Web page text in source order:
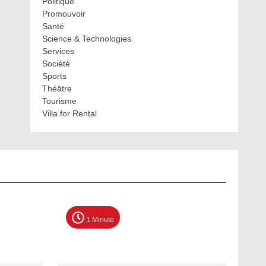
Promouvoir
Santé
Science & Technologies
Services
Société
Sports
Théâtre
Tourisme
Villa for Rental
1 Minute